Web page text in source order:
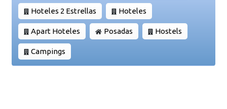
Hoteles 2 Estrellas Hoteles
Apart Hoteles Posadas Hostels
Campings